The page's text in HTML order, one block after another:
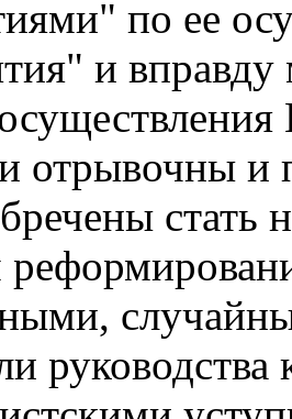
по ее
и
отрывочны и
стать